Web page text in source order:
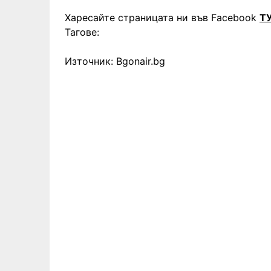
Харесайте страницата ни във Facebook
Тагове:
Източник: Bgonair.bg